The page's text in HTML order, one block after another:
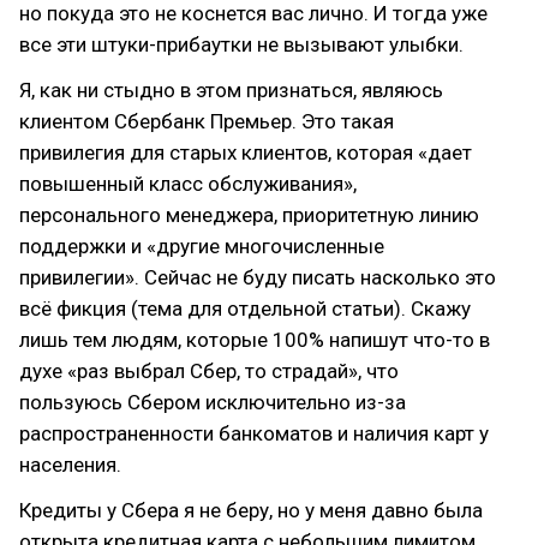
но покуда это не коснется вас лично. И тогда уже
все эти штуки-прибаутки не вызывают улыбки.
Я, как ни стыдно в этом признаться, являюсь
клиентом Сбербанк Премьер. Это такая
привилегия для старых клиентов, которая «дает
повышенный класс обслуживания»,
персонального менеджера, приоритетную линию
поддержки и «другие многочисленные
привилегии». Сейчас не буду писать насколько это
всё фикция (тема для отдельной статьи). Скажу
лишь тем людям, которые 100% напишут что-то в
духе «раз выбрал Сбер, то страдай», что
пользуюсь Сбером исключительно из-за
распространенности банкоматов и наличия карт у
населения.
Кредиты у Сбера я не беру, но у меня давно была